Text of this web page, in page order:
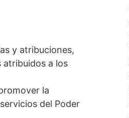
y atribuciones,
a los
la
del Poder